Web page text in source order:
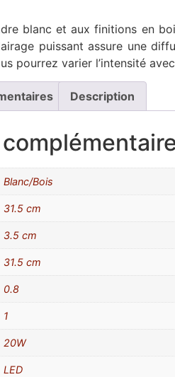
blanc et aux finitions en
puissant assure une
pourrez varier l’intensité
Description
Blanc/Bois
31.5 cm
3.5 cm
31.5 cm
0.8
1
20W
LED